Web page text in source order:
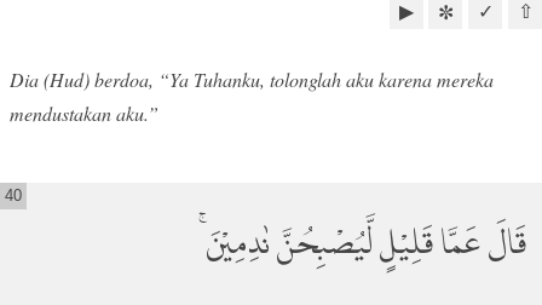
⇧
✓
✼
▶
Dia (Hud) berdoa, “Ya Tuhanku, tolonglah aku karena mereka
mendustakan aku.”
قَالَ عَمَّا قَلِيْلٍ لَّيُصْبِحُنَّ نٰدِمِيْنَ ۚ
40